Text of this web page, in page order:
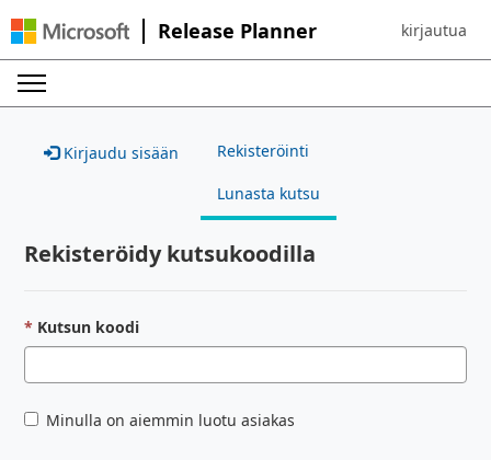
Release Planner Sign in to
kirjautua
Kirjaudu sisään Rekisteröinti
Lunasta kutsu
Rekisteröidy kutsukoodilla
Kutsun koodi
Minulla on aiemmin luotu asiakas